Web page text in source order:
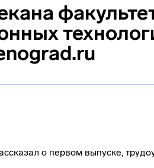
о первом выпуске,